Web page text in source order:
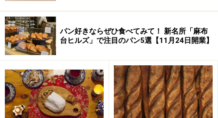
パン好きならぜひ食べてみて！ 新名所「麻布
台ヒルズ」で注目のパン5選【11月24日開業】